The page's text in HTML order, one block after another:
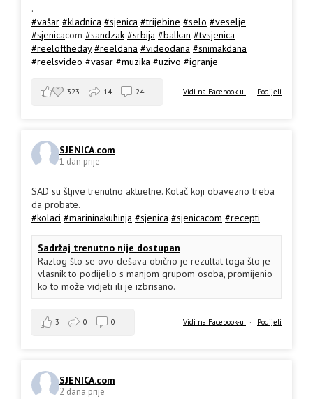
.
#vašar #kladnica #sjenica #trijebine #selo #veselje
#sjenicacom #sandzak #srbija #balkan #tvsjenica
#reeloftheday #reeldana #videodana #snimakdana
#reelsvideo #vasar #muzika #uzivo #igranje
Vidi na Facebook-u · Podijeli
323 14 24
SJENICA.com
1 dan prije
SAD su šljive trenutno aktuelne. Kolač koji obavezno treba
da probate.
#kolaci #marininakuhinja #sjenica #sjenicacom #recepti
Sadržaj trenutno nije dostupan
Razlog što se ovo dešava obično je rezultat toga što je
vlasnik to podijelio s manjom grupom osoba, promijenio
ko to može vidjeti ili je izbrisano.
Vidi na Facebook-u · Podijeli
3 0 0
SJENICA.com
2 dana prije